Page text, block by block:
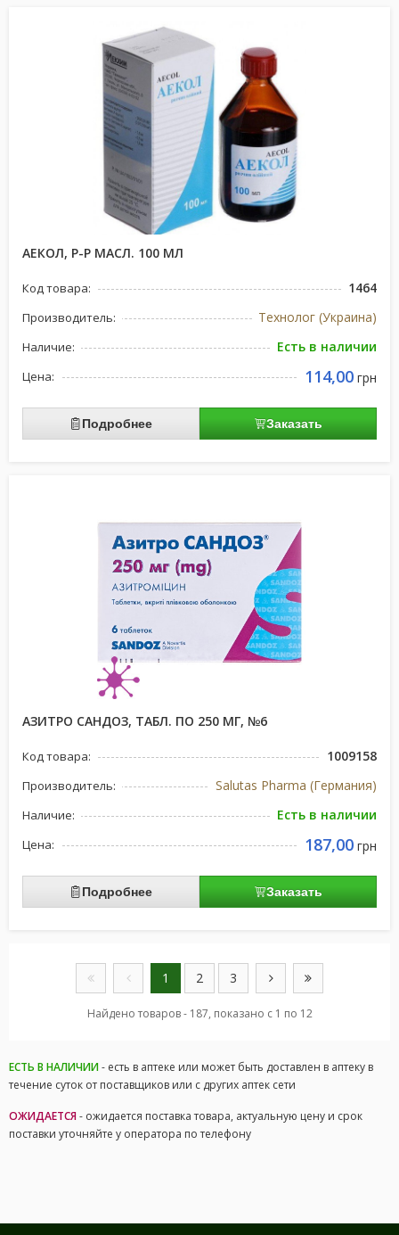
АЕКОЛ, Р-Р МАСЛ. 100 МЛ
Код товара: 1464
Производитель: Технолог (Украина)
Наличие: Есть в наличии
Цена: 114,00 грн
Подробнее Заказать
АЗИТРО САНДОЗ, ТАБЛ. ПО 250 МГ, №6
Код товара: 1009158
Производитель: Salutas Pharma (Германия)
Наличие: Есть в наличии
Цена: 187,00 грн
Подробнее Заказать
1 2 3
Найдено товаров - 187, показано с 1 по 12
ЕСТЬ В НАЛИЧИИ- есть в аптеке или может быть доставлен в аптеку в
течение суток от поставщиков или с других аптек сети
ОЖИДАЕТСЯ- ожидается поставка товара, актуальную цену и срок
поставки уточняйте у оператора по телефону